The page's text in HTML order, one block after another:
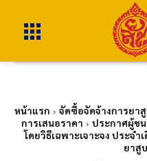
หน้าแรก จัดซื้อจัดจ้างการยา
การเสนอราคา
ประกาศผู้ช
โดยวิธีเฉพาะเจาะจง ประจ
ยาสู